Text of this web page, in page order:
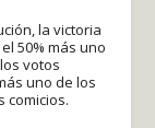
la victoria
50% más uno
votos
uno de los
comicios.